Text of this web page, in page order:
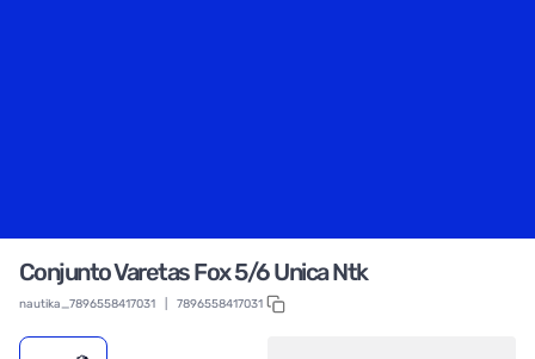
Conjunto Varetas Fox 5/6 Unica Ntk
nautika_7896558417031 7896558417031